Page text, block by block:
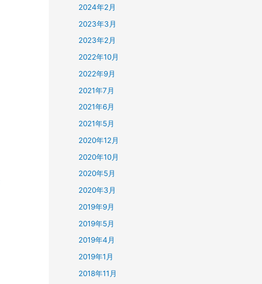
2024年2月
2023年3月
2023年2月
2022年10月
2022年9月
2021年7月
2021年6月
2021年5月
2020年12月
2020年10月
2020年5月
2020年3月
2019年9月
2019年5月
2019年4月
2019年1月
2018年11月